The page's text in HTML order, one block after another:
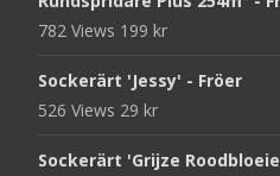
782 Views 199 kr
Sockerärt 'Jessy' - Fröer
526 Views 29 kr
Sockerärt 'Grijze